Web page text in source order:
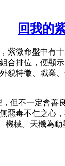
回我的
微命盤中
排位，便
特徵、職
但不一定會
毒不仁之
械。天機